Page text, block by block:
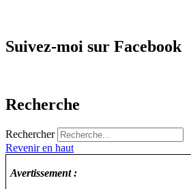
Suivez-moi sur Facebook
Recherche
Rechercher
Revenir en haut
Avertissement :